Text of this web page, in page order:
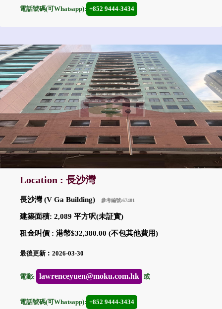
電話號碼(可Whatsapp): +852 9444-3434
Location : 長沙灣
長沙灣 (V Ga Building) 參考編號:67401
建築面積: 2,089 平方呎(未証實)
租金叫價 : 港幣$32,380.00 (不包其他費用)
最後更新︰2026-03-30
電郵: lawrenceyuen@moku.com.hk 或
電話號碼(可Whatsapp): +852 9444-3434